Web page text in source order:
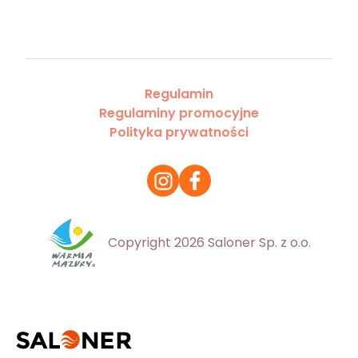
Regulamin
Regulaminy promocyjne
Polityka prywatności
Copyright 2026 Saloner Sp. z o.o.